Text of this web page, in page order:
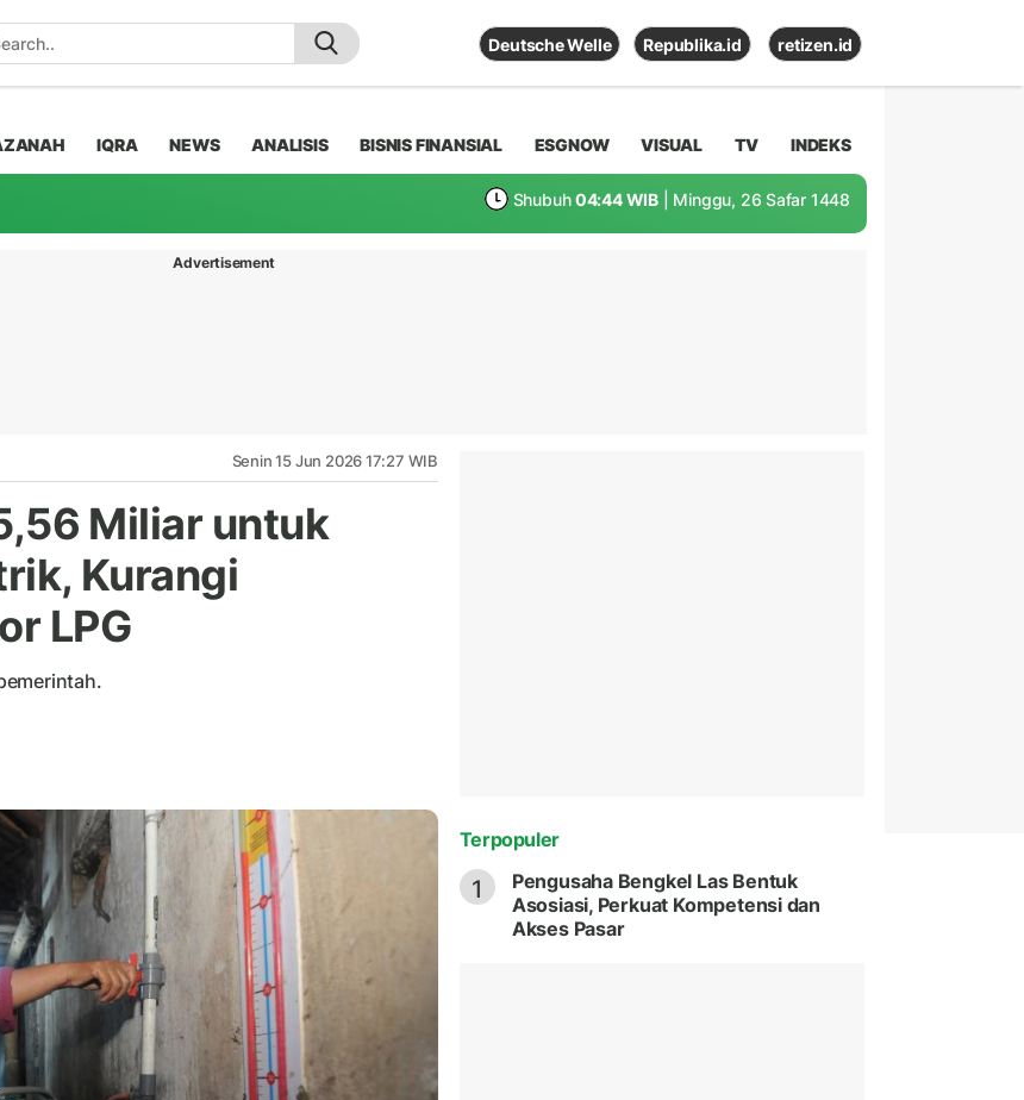
Deutsche Welle Republika.id retizen.id
IQRA NEWS ANALISIS BISNIS FINANSIAL ESGNOW VISUAL TV INDEKS
Shubuh 04:44 WIB | Minggu, 26 Safar 1448
Advertisement
Senin 15 Jun 2026 17:27 WIB
Miliar untuk
Kurangi
LPG
Terpopuler
1
Pengusaha Bengkel Las Bentuk
Asosiasi, Perkuat Kompetensi dan
Akses Pasar